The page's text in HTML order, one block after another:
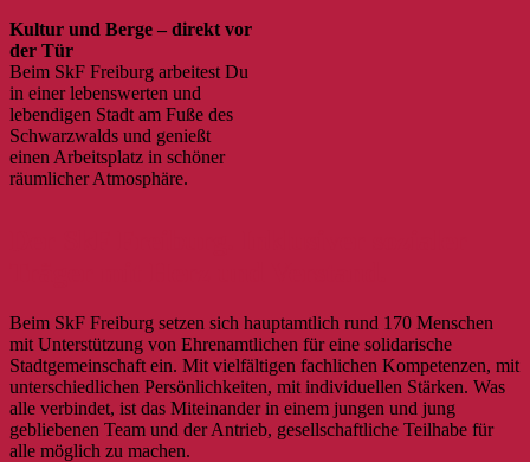
Kultur und Berge – direkt vor
der Tür
Beim SkF Freiburg arbeitest Du
in einer lebenswerten und
lebendigen Stadt am Fuße des
Schwarzwalds und genießt
einen Arbeitsplatz in schöner
räumlicher Atmosphäre.
Beim SkF Freiburg setzen sich hauptamtlich rund 170 Menschen
mit Unterstützung von Ehrenamtlichen für eine solidarische
Stadtgemeinschaft ein. Mit vielfältigen fachlichen Kompetenzen, mit
unterschiedlichen Persönlichkeiten, mit individuellen Stärken. Was
alle verbindet, ist das Miteinander in einem jungen und jung
gebliebenen Team und der Antrieb, gesellschaftliche Teilhabe für
alle möglich zu machen.